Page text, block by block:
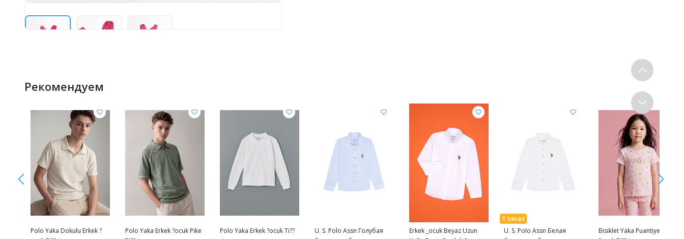
Рекомендуем
Polo Yaka Dokulu Erkek ?
Polo Yaka Erkek ?ocuk Pike
Polo Yaka Erkek ?ocuk Ti??
U. S. Polo Assn Голубая
Erkek _ocuk Beyaz Uzun
U. S. Polo Assn Белая
Bisiklet Yaka Puantiyeli K?z